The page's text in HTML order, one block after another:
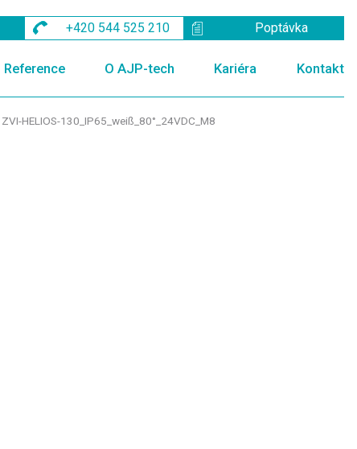
Poptávka
+420 544 525 210
Reference O AJP-tech Kariéra Kontakt
ZVI-HELIOS-130_IP65_weiß_80°_24VDC_M8